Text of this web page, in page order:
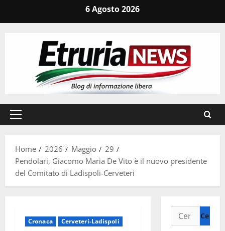
6 Agosto 2026
Menu
Home
2026 Maggio
29
Pendolari, Giacomo Maria De Vito è il nuovo presidente
del Comitato di Ladispoli-Cerveteri
Cronaca Cerveteri-Ladispoli
Ricerca
per: